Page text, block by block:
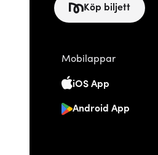
Köp biljett
Mobilappar
iOS App
Android App